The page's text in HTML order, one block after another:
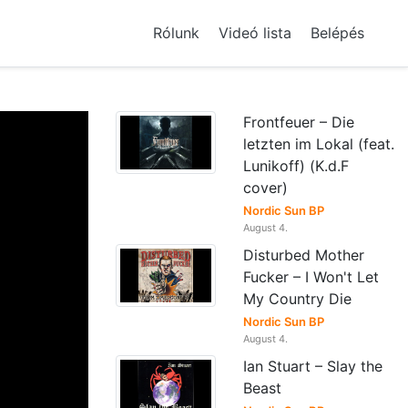
Rólunk Videó lista Belépés
Frontfeuer – Die
letzten im Lokal (feat.
Lunikoff) (K.d.F
cover)
Nordic Sun BP
August 4.
Disturbed Mother
Fucker – I Won't Let
My Country Die
Nordic Sun BP
August 4.
Ian Stuart – Slay the
Beast